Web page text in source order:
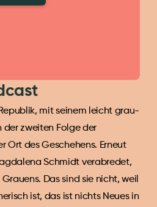
mit seinem leicht grau-
der zweiten Folge der
Ort des Geschehens. Erneut
Schmidt verabredet,
Das sind sie nicht, weil
ist, das ist nichts Neues in